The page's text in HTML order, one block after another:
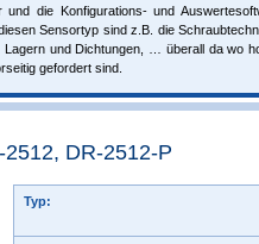
und die Konfigurations- und
Sensortyp sind z.B. die
und Dichtungen, … überall da wo
gefordert sind.
DR-2512-P
Typ: